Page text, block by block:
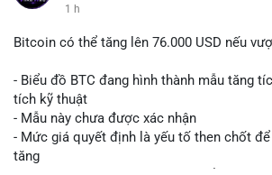
1 h
Bitcoin có thể tăng lên 76.000 USD nếu
- Biểu đồ BTC đang hình thành mẫu tăng
tích kỹ thuật
- Mẫu này chưa được xác nhận
- Mức giá quyết định là yếu tố then chốt
tăng